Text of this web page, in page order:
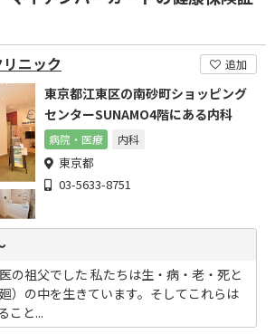
ニック 追加
東京都江東区の南砂町ショッピング
センターSUNAMO4階にある内科
病院・医療 内科
東京都
03-5633-8751
の祖父でした 私たちは生・病・老・死と
）の中を生きています。そしてこれらは
こと...